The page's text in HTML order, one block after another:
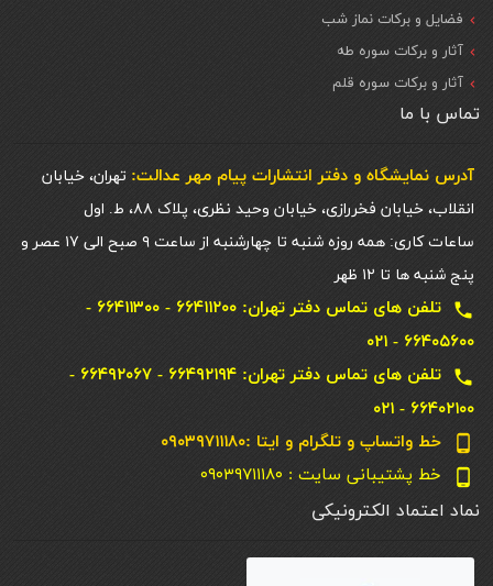
فضایل و برکات نماز شب
آثار و برکات سوره طه
آثار و برکات سوره قلم
تماس با ما
آدرس نمایشگاه و دفتر انتشارات پيام مهر عدالت: تهران، خیابان
انقلاب، خیابان فخررازی، خیابان وحید نظری، پلاک ۸۸، ط. اول
ساعات کاری: همه روزه شنبه تا چهارشنبه از ساعت ۹ صبح الی ۱۷ عصر و
پنج شنبه ها تا ۱۲ ظهر
local_phone
تلفن های تماس دفتر تهران: ۶۶۴۱۱۲۰۰ - ۶۶۴۱۱۳۰۰ -
۶۶۴۰۵۶۰۰ - ۰۲۱
local_phone
تلفن های تماس دفتر تهران: ۶۶۴۹۲۱۹۴ - ۶۶۴۹۲۰۶۷ -
۶۶۴۰۲۱۰۰ - ۰۲۱
phone_android خط واتساپ و تلگرام و ایتا :۰۹۰۳۹۷۱۱۱۸۰
phone_android خط پشتیبانی سایت : ۰۹۰۳۹۷۱۱۱۸۰
نماد اعتماد الکترونیکی